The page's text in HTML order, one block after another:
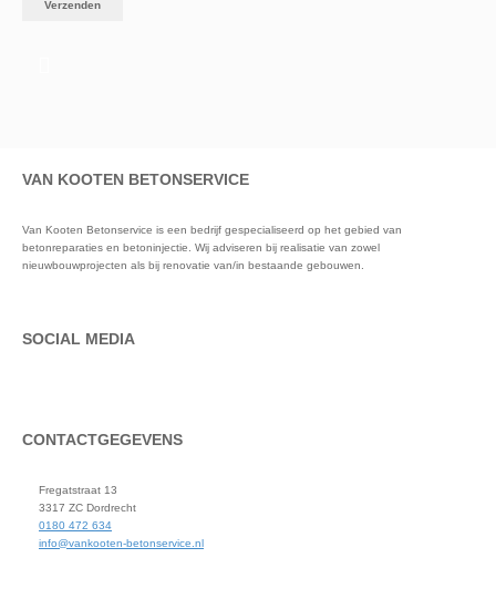
VAN KOOTEN BETONSERVICE
Van Kooten Betonservice is een bedrijf gespecialiseerd op het gebied van
betonreparaties en betoninjectie. Wij adviseren bij realisatie van zowel
nieuwbouwprojecten als bij renovatie van/in bestaande gebouwen.
SOCIAL MEDIA
CONTACTGEGEVENS
Fregatstraat 13
3317 ZC Dordrecht
0180 472 634
info@vankooten-betonservice.nl